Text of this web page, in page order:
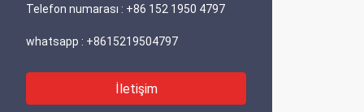
Telefon numarası : +86 152 1950 4797
whatsapp : +8615219504797
İletişim